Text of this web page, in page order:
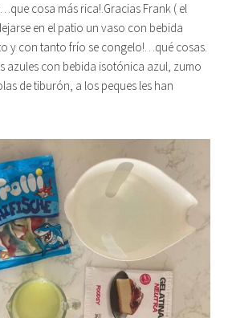
cosa más rica!.Gracias Frank ( el
en el patio un vaso con bebida
y con tanto frío se congelo!…qué cosas.
azules con bebida isotónica azul, zumo
de tiburón, a los peques les han